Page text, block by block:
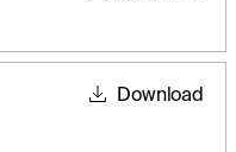
Download